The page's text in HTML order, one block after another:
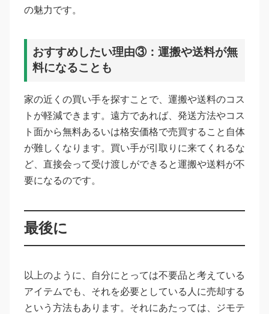
の魅力です。
おすすめしたい理由③：運搬や送料が無
料になることも
家の近くの買い手を探すことで、運搬や送料のコス
トが軽減できます。遠方であれば、発送方法やコス
ト面から無料あるいは格安価格で売買すること自体
が難しくなります。買い手が引取りに来てくれるな
ど、直接会って受け渡しができると運搬や送料が不
要になるのです。
最後に
以上のように、自分にとっては不要品と考えている
アイテムでも、それを必要としている人に売却する
という方法もあります。それにあたっては、ジモテ